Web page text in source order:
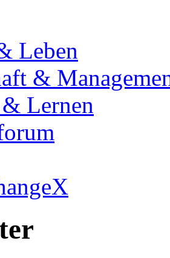
Leben
&
Lernen